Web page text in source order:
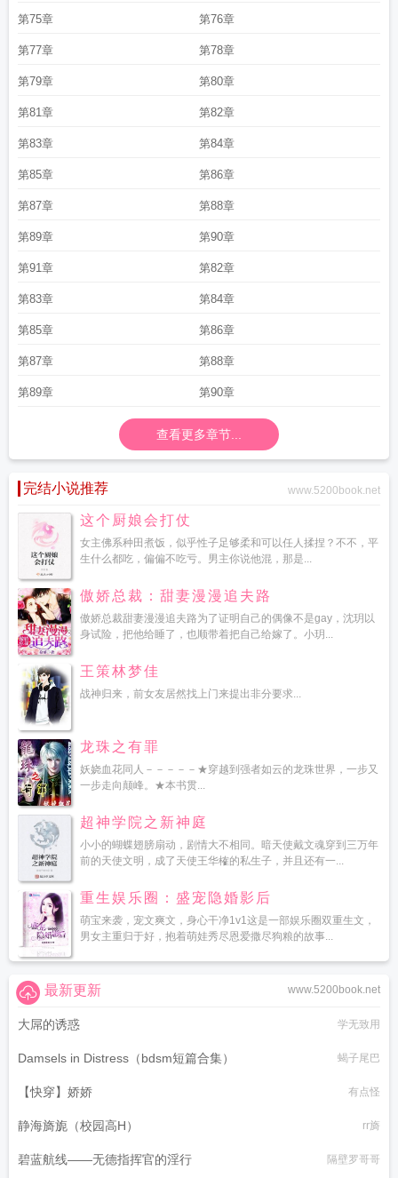
第75章 第76章
第77章 第78章
第79章 第80章
第81章 第82章
第83章 第84章
第85章 第86章
第87章 第88章
第89章 第90章
第91章 第82章
第83章 第84章
第85章 第86章
第87章 第88章
第89章 第90章
查看更多章节...
完结小说推荐 www.5200book.net
这个厨娘会打仗
女主佛系种田煮饭，似乎性子足够柔和可以任人揉捏？不不，平
生什么都吃，偏偏不吃亏。男主你说他混，那是...
傲娇总裁：甜妻漫漫追夫路
傲娇总裁甜妻漫漫追夫路为了证明自己的偶像不是gay，沈玥以
身试险，把他给睡了，也顺带着把自己给嫁了。小玥...
王策林梦佳
战神归来，前女友居然找上门来提出非分要求...
龙珠之有罪
妖娆血花同人－－－－－★穿越到强者如云的龙珠世界，一步又
一步走向颠峰。★本书贯...
超神学院之新神庭
小小的蝴蝶翅膀扇动，剧情大不相同。暗天使戴文魂穿到三万年
前的天使文明，成了天使王华榷的私生子，并且还有一...
重生娱乐圈：盛宠隐婚影后
萌宝来袭，宠文爽文，身心干净1v1这是一部娱乐圈双重生文，
男女主重归于好，抱着萌娃秀尽恩爱撒尽狗粮的故事...
www.5200book.net
最新更新
大屌的诱惑 学无致用
Damsels in Distress（bdsm短篇合集） 蝎子尾巴
【快穿】娇娇 有点怪
静海旖旎（校园高H） rr旖
碧蓝航线——无德指挥官的淫行 隔壁罗哥哥